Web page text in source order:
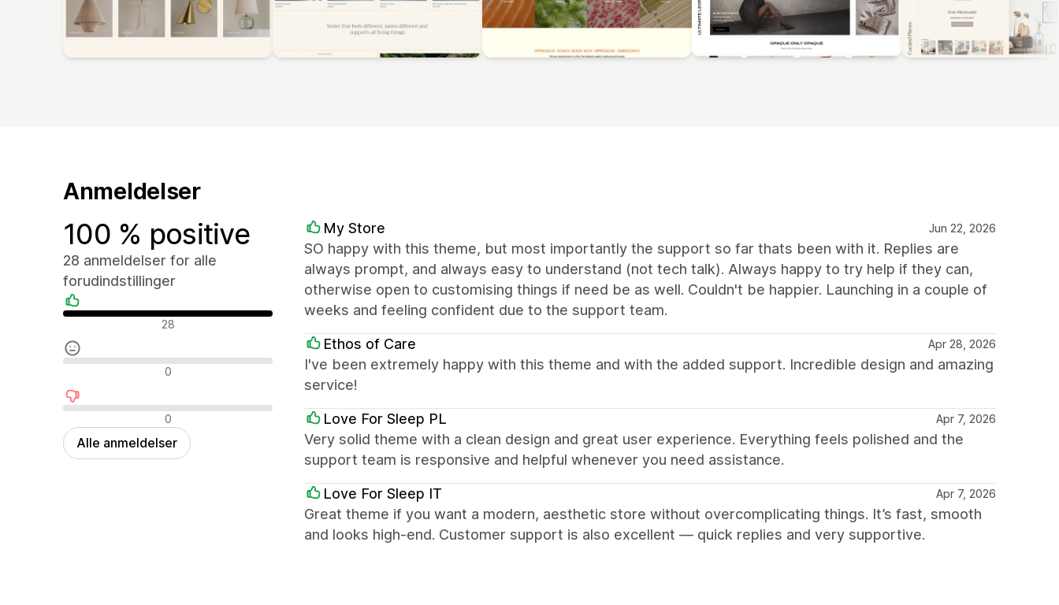
Anmeldelser
100 % positive
28 anmeldelser for alle
forudindstillinger
Positive anmeldelser
28
Neutrale anmeldelser
0
Negative anmeldelser
0
Alle anmeldelser
My Store Jun 22, 2026
SO happy with this theme, but most importantly the support so far thats been with it. Replies are
always prompt, and always easy to understand (not tech talk). Always happy to try help if they can,
otherwise open to customising things if need be as well. Couldn't be happier. Launching in a couple of
weeks and feeling confident due to the support team.
Ethos of Care Apr 28, 2026
I've been extremely happy with this theme and with the added support. Incredible design and amazing
service!
Love For Sleep PL Apr 7, 2026
Very solid theme with a clean design and great user experience. Everything feels polished and the
support team is responsive and helpful whenever you need assistance.
Love For Sleep IT Apr 7, 2026
Great theme if you want a modern, aesthetic store without overcomplicating things. It’s fast, smooth
and looks high-end. Customer support is also excellent — quick replies and very supportive.